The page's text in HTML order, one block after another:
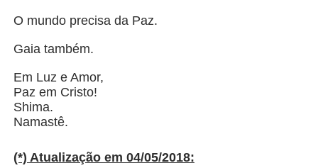
O mundo precisa da Paz.
Gaia também.
Em Luz e Amor,
Paz em Cristo!
Shima.
Namastê.
(*) Atualização em 04/05/2018: